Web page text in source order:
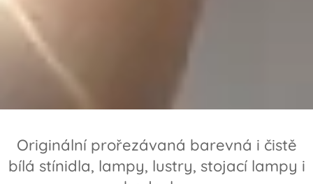
Originální prořezávaná barevná i čistě
bílá stínidla, lampy, lustry, stojací lampy i